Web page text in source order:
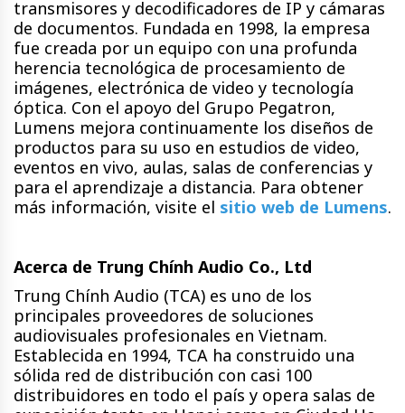
transmisores y decodificadores de IP y cámaras
de documentos. Fundada en 1998, la empresa
fue creada por un equipo con una profunda
herencia tecnológica de procesamiento de
imágenes, electrónica de video y tecnología
óptica. Con el apoyo del Grupo Pegatron,
Lumens mejora continuamente los diseños de
productos para su uso en estudios de video,
eventos en vivo, aulas, salas de conferencias y
para el aprendizaje a distancia. Para obtener
más información, visite el sitio web de Lumens.
Acerca de Trung Chính Audio Co., Ltd
Trung Chính Audio (TCA) es uno de los
principales proveedores de soluciones
audiovisuales profesionales en Vietnam.
Establecida en 1994, TCA ha construido una
sólida red de distribución con casi 100
distribuidores en todo el país y opera salas de